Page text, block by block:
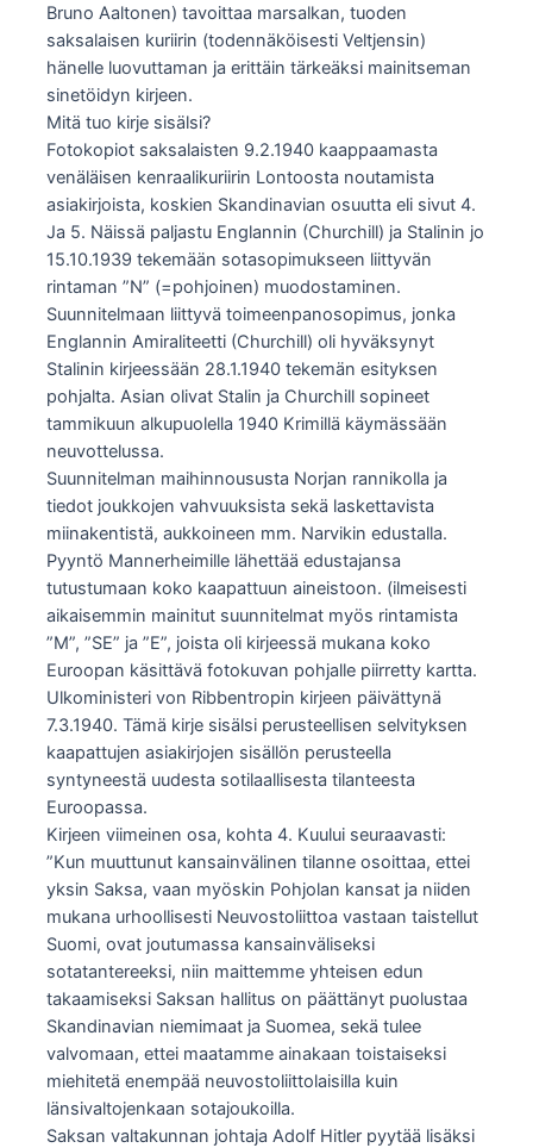
Bruno Aaltonen) tavoittaa marsalkan, tuoden
saksalaisen kuriirin (todennäköisesti Veltjensin)
hänelle luovuttaman ja erittäin tärkeäksi mainitseman
sinetöidyn kirjeen.
Mitä tuo kirje sisälsi?
Fotokopiot saksalaisten 9.2.1940 kaappaamasta
venäläisen kenraalikuriirin Lontoosta noutamista
asiakirjoista, koskien Skandinavian osuutta eli sivut 4.
Ja 5. Näissä paljastu Englannin (Churchill) ja Stalinin jo
15.10.1939 tekemään sotasopimukseen liittyvän
rintaman ”N” (=pohjoinen) muodostaminen.
Suunnitelmaan liittyvä toimeenpanosopimus, jonka
Englannin Amiraliteetti (Churchill) oli hyväksynyt
Stalinin kirjeessään 28.1.1940 tekemän esityksen
pohjalta. Asian olivat Stalin ja Churchill sopineet
tammikuun alkupuolella 1940 Krimillä käymässään
neuvottelussa.
Suunnitelman maihinnoususta Norjan rannikolla ja
tiedot joukkojen vahvuuksista sekä laskettavista
miinakentistä, aukkoineen mm. Narvikin edustalla.
Pyyntö Mannerheimille lähettää edustajansa
tutustumaan koko kaapattuun aineistoon. (ilmeisesti
aikaisemmin mainitut suunnitelmat myös rintamista
”M”, ”SE” ja ”E”, joista oli kirjeessä mukana koko
Euroopan käsittävä fotokuvan pohjalle piirretty kartta.
Ulkoministeri von Ribbentropin kirjeen päivättynä
7.3.1940. Tämä kirje sisälsi perusteellisen selvityksen
kaapattujen asiakirjojen sisällön perusteella
syntyneestä uudesta sotilaallisesta tilanteesta
Euroopassa.
Kirjeen viimeinen osa, kohta 4. Kuului seuraavasti:
”Kun muuttunut kansainvälinen tilanne osoittaa, ettei
yksin Saksa, vaan myöskin Pohjolan kansat ja niiden
mukana urhoollisesti Neuvostoliittoa vastaan taistellut
Suomi, ovat joutumassa kansainväliseksi
sotatantereeksi, niin maittemme yhteisen edun
takaamiseksi Saksan hallitus on päättänyt puolustaa
Skandinavian niemimaat ja Suomea, sekä tulee
valvomaan, ettei maatamme ainakaan toistaiseksi
miehitetä enempää neuvostoliittolaisilla kuin
länsivaltojenkaan sotajoukoilla.
Saksan valtakunnan johtaja Adolf Hitler pyytää lisäksi